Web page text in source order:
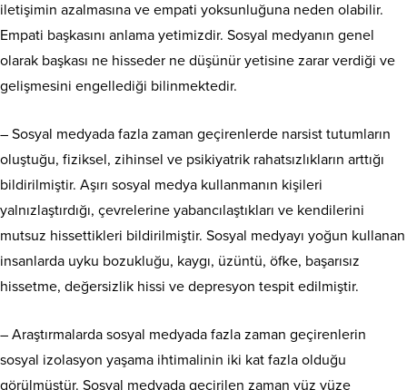
iletişimin azalmasına ve empati yoksunluğuna neden olabilir.
Empati başkasını anlama yetimizdir. Sosyal medyanın genel
olarak başkası ne hisseder ne düşünür yetisine zarar verdiği ve
gelişmesini engellediği bilinmektedir.
– Sosyal medyada fazla zaman geçirenlerde narsist tutumların
oluştuğu, fiziksel, zihinsel ve psikiyatrik rahatsızlıkların arttığı
bildirilmiştir. Aşırı sosyal medya kullanmanın kişileri
yalnızlaştırdığı, çevrelerine yabancılaştıkları ve kendilerini
mutsuz hissettikleri bildirilmiştir. Sosyal medyayı yoğun kullanan
insanlarda uyku bozukluğu, kaygı, üzüntü, öfke, başarısız
hissetme, değersizlik hissi ve depresyon tespit edilmiştir.
– Araştırmalarda sosyal medyada fazla zaman geçirenlerin
sosyal izolasyon yaşama ihtimalinin iki kat fazla olduğu
görülmüştür. Sosyal medyada geçirilen zaman yüz yüze